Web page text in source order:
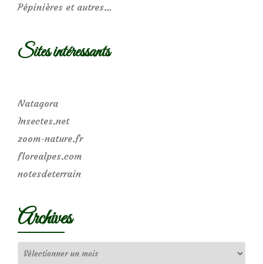
Pépinières et autres…
Sites intéressants
Natagora
Insectes.net
zoom-nature.fr
florealpes.com
notesdeterrain
Archives